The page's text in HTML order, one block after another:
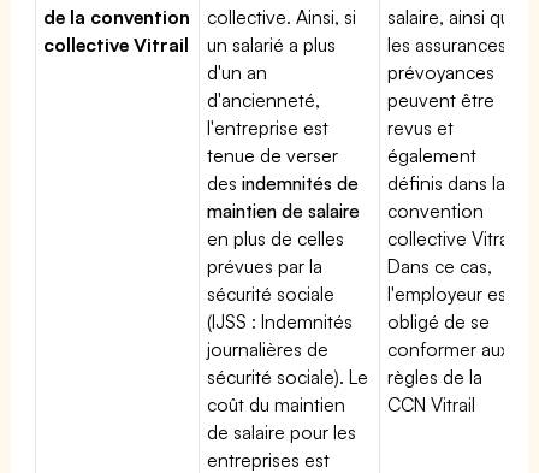
de la convention
collective Vitrail
collective. Ainsi, si
un salarié a plus
d'un an
d'ancienneté,
l'entreprise est
tenue de verser
desindemnités de
maintien de salaire
en plus de celles
prévues par la
sécurité sociale
(IJSS : Indemnités
journalières de
sécurité sociale). Le
coût du maintien
de salaire pour les
entreprises est
salaire, ainsi que
les assurances
prévoyances
peuvent être
revus et
également
définis dans la
convention
collective Vitrail.
Dans ce cas,
l'employeur est
obligé de se
conformer aux
règles de la
CCN Vitrail